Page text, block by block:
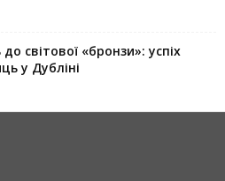
світової «бронзи»: успіх
у Дубліні